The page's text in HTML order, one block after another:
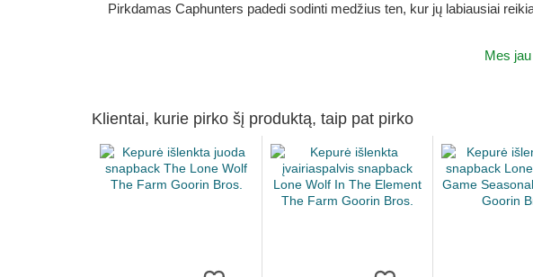
Pirkdamas Caphunters padedi sodinti medžius ten, kur jų labiausiai
Mes
Klientai, kurie pirko šį produktą, taip pat pirko